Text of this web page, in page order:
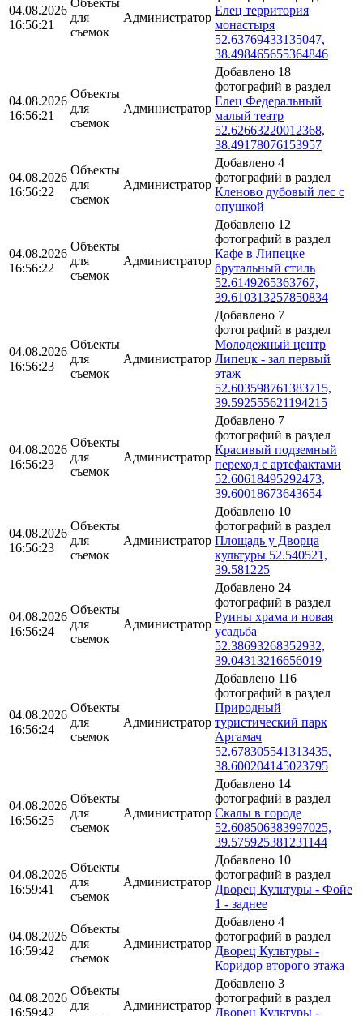
04.08.2026
16:56:21
для
съемок
Администратор
Елец территория
монастыря
52.63769433135047,
38.498465655364846
04.08.2026
16:56:21
Объекты
для
съемок
Администратор
Добавлено 18
фотографий в раздел
Елец Федеральный
малый театр
52.62663220012368,
38.49178076153957
04.08.2026
16:56:22
Объекты
для
съемок
Администратор
Добавлено 4
фотографий в раздел
Кленово дубовый лес с
опушкой
04.08.2026
16:56:22
Объекты
для
съемок
Администратор
Добавлено 12
фотографий в раздел
Кафе в Липецке
брутальный стиль
52.6149265363767,
39.610313257850834
04.08.2026
16:56:23
Объекты
для
съемок
Администратор
Добавлено 7
фотографий в раздел
Молодежный центр
Липецк - зал первый
этаж
52.603598761383715,
39.592555621194215
04.08.2026
16:56:23
Объекты
для
съемок
Администратор
Добавлено 7
фотографий в раздел
Красивый подземный
переход с артефактами
52.60618495292473,
39.60018673643654
04.08.2026
16:56:23
Объекты
для
съемок
Администратор
Добавлено 10
фотографий в раздел
Площадь у Дворца
культуры 52.540521,
39.581225
04.08.2026
16:56:24
Объекты
для
съемок
Администратор
Добавлено 24
фотографий в раздел
Руины храма и новая
усадьба
52.38693268352932,
39.04313216656019
04.08.2026
16:56:24
Объекты
для
съемок
Администратор
Добавлено 116
фотографий в раздел
Природный
туристический парк
Аргамач
52.678305541313435,
38.600204145023795
04.08.2026
16:56:25
Объекты
для
съемок
Администратор
Добавлено 14
фотографий в раздел
Скалы в городе
52.608506383997025,
39.575925381231144
04.08.2026
16:59:41
Объекты
для
съемок
Администратор
Добавлено 10
фотографий в раздел
Дворец Культуры - Фойе
1 - заднее
04.08.2026
16:59:42
Объекты
для
съемок
Администратор
Добавлено 4
фотографий в раздел
Дворец Культуры -
Коридор второго этажа
04.08.2026
16:59:42
Объекты
для
Администратор
Добавлено 3
фотографий в раздел
Дворец Культуры -